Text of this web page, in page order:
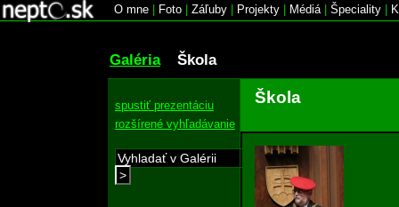
O mne Foto Záľuby Projekty Médiá| Špeciality
Galéria Škola
spustiť prezentáciu
rozšírené vyhľadávanie
>
Škola